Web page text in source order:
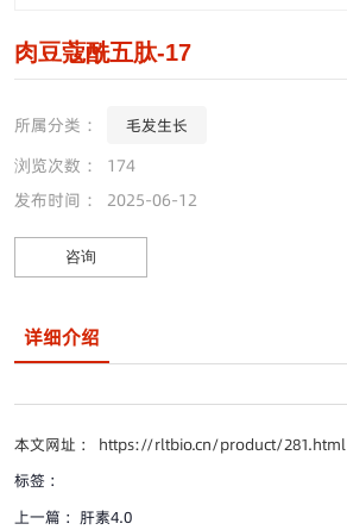
肉豆蔻酰五肽-17
所属分类 ： 毛发生长
浏览次数 ： 174
发布时间 ： 2025-06-12
咨询
详细介绍
本文网址 ： https://rltbio.cn/product/281.html
标签 ：
上一篇 ： 肝素4.0